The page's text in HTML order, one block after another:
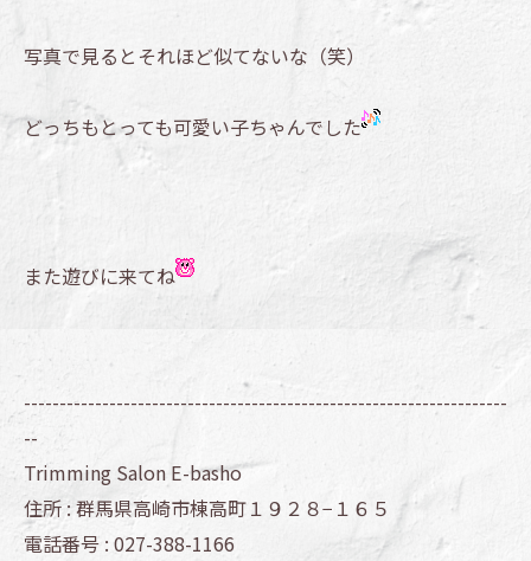
写真で見るとそれほど似てないな（笑）
どっちもとっても可愛い子ちゃんでした
また遊びに来てね
--------------------------------------------------------------------
--
Trimming Salon E-basho
住所 : 群馬県高崎市棟高町１９２８−１６５
電話番号 : 027-388-1166